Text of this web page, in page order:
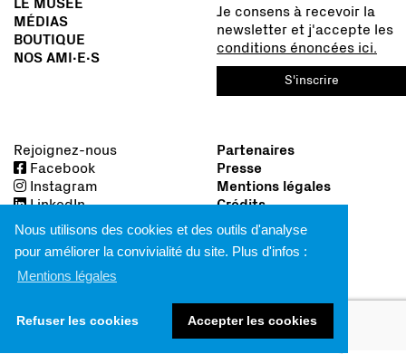
Nous utilisons des cookies et des outils d'analyse
pour améliorer la convivialité du site. Plus d'infos :
Mentions légales
Refuser les cookies Accepter les cookies
LE MUSÉE
MÉDIAS
BOUTIQUE
NOS AMI∙E∙S
Rejoignez-nous
Facebook
Instagram
LinkedIn
Je consens à recevoir la
newsletter et j'accepte les
conditions énoncées ici.
S'inscrire
Partenaires
Presse
Mentions légales
Crédits